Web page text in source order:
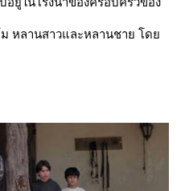
หลานสาวและหลานชาย โด